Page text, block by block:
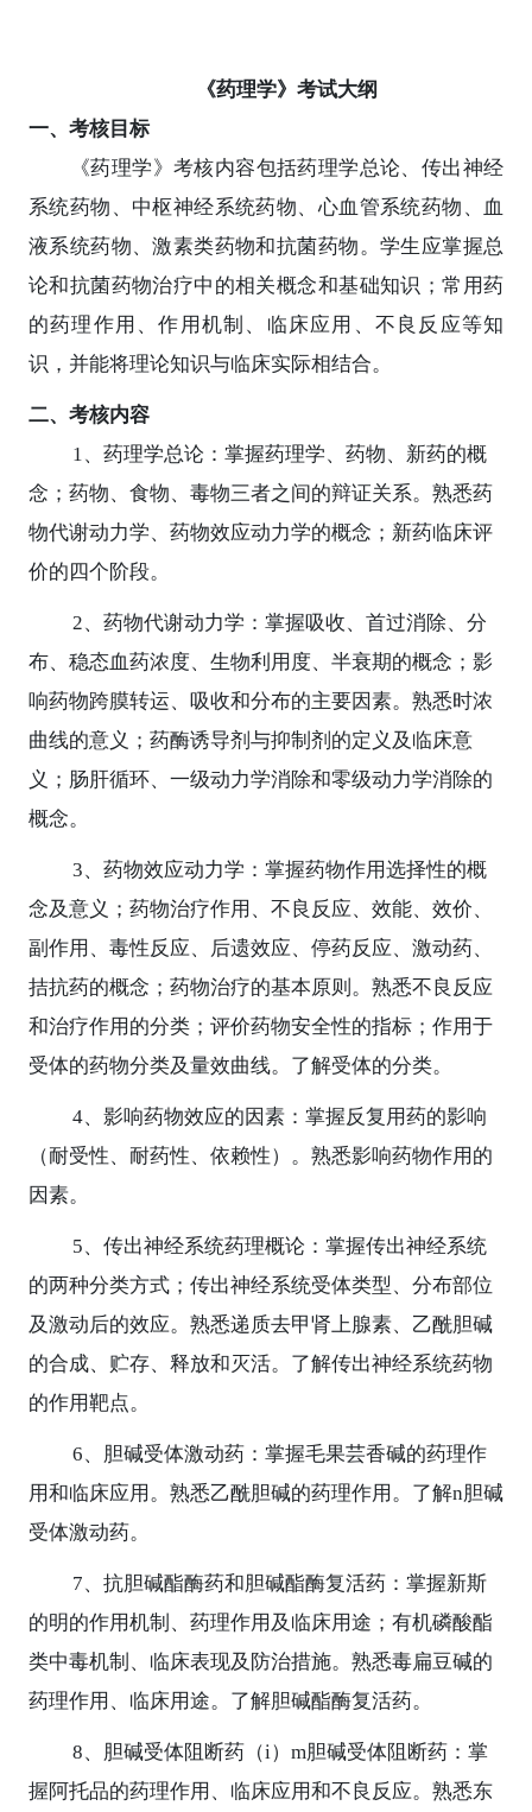
《药理学》考试大纲
一、考核目标
《药理学》考核内容包括药理学总论、传出神经
系统药物、中枢神经系统药物、心血管系统药物、血
液系统药物、激素类药物和抗菌药物。学生应掌握总
论和抗菌药物治疗中的相关概念和基础知识；常用药
的药理作用、作用机制、临床应用、不良反应等知
识，并能将理论知识与临床实际相结合。
二、考核内容
1、药理学总论：掌握药理学、药物、新药的概
念；药物、食物、毒物三者之间的辩证关系。熟悉药
物代谢动力学、药物效应动力学的概念；新药临床评
价的四个阶段。
2、药物代谢动力学：掌握吸收、首过消除、分
布、稳态血药浓度、生物利用度、半衰期的概念；影
响药物跨膜转运、吸收和分布的主要因素。熟悉时浓
曲线的意义；药酶诱导剂与抑制剂的定义及临床意
义；肠肝循环、一级动力学消除和零级动力学消除的
概念。
3、药物效应动力学：掌握药物作用选择性的概
念及意义；药物治疗作用、不良反应、效能、效价、
副作用、毒性反应、后遗效应、停药反应、激动药、
拮抗药的概念；药物治疗的基本原则。熟悉不良反应
和治疗作用的分类；评价药物安全性的指标；作用于
受体的药物分类及量效曲线。了解受体的分类。
4、影响药物效应的因素：掌握反复用药的影响
（耐受性、耐药性、依赖性）。熟悉影响药物作用的
因素。
5、传出神经系统药理概论：掌握传出神经系统
的两种分类方式；传出神经系统受体类型、分布部位
及激动后的效应。熟悉递质去甲肾上腺素、乙酰胆碱
的合成、贮存、释放和灭活。了解传出神经系统药物
的作用靶点。
6、胆碱受体激动药：掌握毛果芸香碱的药理作
用和临床应用。熟悉乙酰胆碱的药理作用。了解n胆碱
受体激动药。
7、抗胆碱酯酶药和胆碱酯酶复活药：掌握新斯
的明的作用机制、药理作用及临床用途；有机磷酸酯
类中毒机制、临床表现及防治措施。熟悉毒扁豆碱的
药理作用、临床用途。了解胆碱酯酶复活药。
8、胆碱受体阻断药（i） m胆碱受体阻断药：掌
握阿托品的药理作用、临床应用和不良反应。熟悉东